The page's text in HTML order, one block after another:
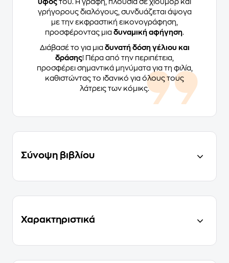
ύφος του. Η γραφή, πλούσια σε χιούμορ και
γρήγορους διαλόγους, συνδυάζεται άψογα
με την εκφραστική εικονογράφηση,
προσφέροντας μια δυναμική αφήγηση.
Διάβασέ το για μια δυνατή δόση γέλιου και
δράσης! Πέρα από την περιπέτεια,
προσφέρει σημαντικά μηνύματα για τη φιλία,
καθιστώντας το ιδανικό για όλους τους
λάτρεις των κόμικς.
Σύνοψη βιβλίου
Χαρακτηριστικά